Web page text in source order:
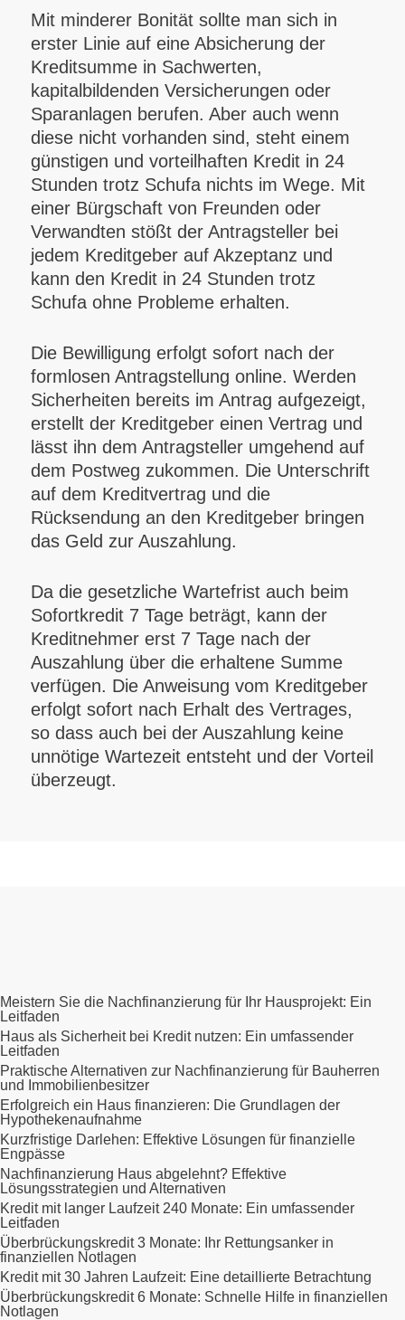
Mit minderer Bonität sollte man sich in
erster Linie auf eine Absicherung der
Kreditsumme in Sachwerten,
kapitalbildenden Versicherungen oder
Sparanlagen berufen. Aber auch wenn
diese nicht vorhanden sind, steht einem
günstigen und vorteilhaften Kredit in 24
Stunden trotz Schufa nichts im Wege. Mit
einer Bürgschaft von Freunden oder
Verwandten stößt der Antragsteller bei
jedem Kreditgeber auf Akzeptanz und
kann den Kredit in 24 Stunden trotz
Schufa ohne Probleme erhalten.
Die Bewilligung erfolgt sofort nach der
formlosen Antragstellung online. Werden
Sicherheiten bereits im Antrag aufgezeigt,
erstellt der Kreditgeber einen Vertrag und
lässt ihn dem Antragsteller umgehend auf
dem Postweg zukommen. Die Unterschrift
auf dem Kreditvertrag und die
Rücksendung an den Kreditgeber bringen
das Geld zur Auszahlung.
Da die gesetzliche Wartefrist auch beim
Sofortkredit 7 Tage beträgt, kann der
Kreditnehmer erst 7 Tage nach der
Auszahlung über die erhaltene Summe
verfügen. Die Anweisung vom Kreditgeber
erfolgt sofort nach Erhalt des Vertrages,
so dass auch bei der Auszahlung keine
unnötige Wartezeit entsteht und der Vorteil
überzeugt.
Meistern Sie die Nachfinanzierung für Ihr Hausprojekt: Ein
Leitfaden
Haus als Sicherheit bei Kredit nutzen: Ein umfassender
Leitfaden
Praktische Alternativen zur Nachfinanzierung für Bauherren
und Immobilienbesitzer
Erfolgreich ein Haus finanzieren: Die Grundlagen der
Hypothekenaufnahme
Kurzfristige Darlehen: Effektive Lösungen für finanzielle
Engpässe
Nachfinanzierung Haus abgelehnt? Effektive
Lösungsstrategien und Alternativen
Kredit mit langer Laufzeit 240 Monate: Ein umfassender
Leitfaden
Überbrückungskredit 3 Monate: Ihr Rettungsanker in
finanziellen Notlagen
Kredit mit 30 Jahren Laufzeit: Eine detaillierte Betrachtung
Überbrückungskredit 6 Monate: Schnelle Hilfe in finanziellen
Notlagen